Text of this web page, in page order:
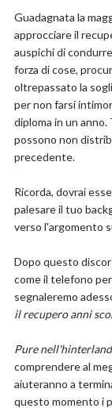
Guadagnata la
approcciare il
auspichi di
forza di cose,
oltrepassato la
per non farsi
diploma in un
possono non
precedente.
Ricorda, dovrai
palesare il tuo
verso l'argomento
Dopo questo
come il telefono
segnaleremo
il recupero anni
Pure
comprendere al
aiuteranno a
questo momento i